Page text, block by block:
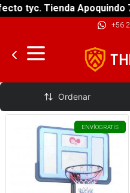
tyc. Tienda Apoquindo
+56
Aros de Básquetbol
Ordenar
ENVÍOGRATIS